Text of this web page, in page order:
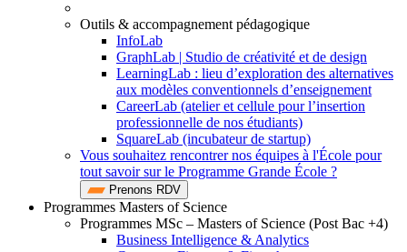
Outils & accompagnement pédagogique
InfoLab
GraphLab | Studio de créativité et de design
LearningLab : lieu d’exploration des alternatives
aux modèles conventionnels d’enseignement
CareerLab (atelier et cellule pour l’insertion
professionnelle de nos étudiants)
SquareLab (incubateur de startup)
Vous souhaitez rencontrer nos équipes à l'École pour
tout savoir sur le Programme Grande École ?
Prenons RDV
Programmes Masters of Science
Programmes MSc – Masters of Science (Post Bac +4)
Business Intelligence & Analytics